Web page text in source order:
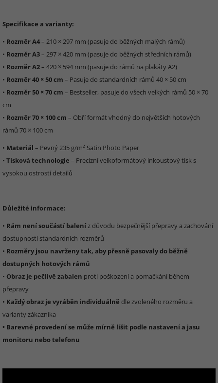
Specifikace a varianty:
• Rozměr A4– 210 × 297 mm (pasuje do běžných malých rámů)
• Rozměr A3– 297 × 420 mm (pasuje do běžných středních rámů)
• Rozměr A2– 420 × 594 mm (pasuje do rámů na plakáty A2)
• Rozměr 40 × 50 cm – Pasuje do standardních rámů 40 × 50 cm
• Rozměr 50 × 70 cm – Bestseller, pasuje do všech velkých rámů 50 × 70
cm
• Rozměr 70 × 100 cm – Obří formát vhodný do největších hotových
rámů 70 × 100 cm
• Materiál – Pevný 235 g/m² Satin Photo Paper
• Tisková technologie – Precizní velkoformátový inkoustový tisk s
vysokou ostrostí detailů
Důležité informace:
• Rám není součástí baleníz důvodu bezpečnější přepravy a zachování
dostupnosti standardních rozměrů
• Rozměry jsou navrženy tak, aby přesně pasovaly do běžně
dostupných hotových rámů
• Obraz je pečlivě zabalen proti poškození a pomačkání během
přepravy
• Každý obraz je vyráběn individuálně dle zvoleného rozměru a
varianty zákazníka
• Barevné provedení se může mírně lišit podle nastavení a jasu
monitoru nebo telefonu